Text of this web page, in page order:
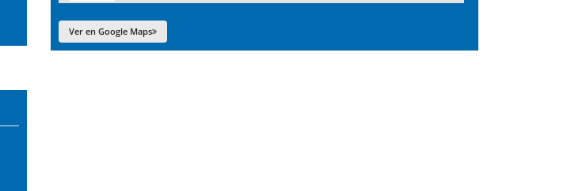
Ver en Google Maps